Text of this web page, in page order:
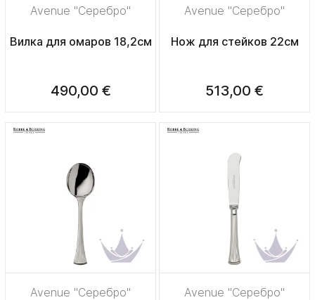
Avenue "Серебро"
Вилка для омаров 18,2см
490,00 €
Avenue "Серебро"
Нож для стейков 22см
513,00 €
Avenue "Серебро" Avenue "Серебро"